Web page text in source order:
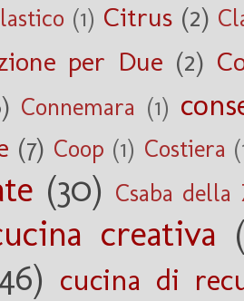
(1) Citrus (2)
per Due (2)
Connemara (1)
(7) Coop (1) Costiera
(30) Csaba della
creativa
cucina di